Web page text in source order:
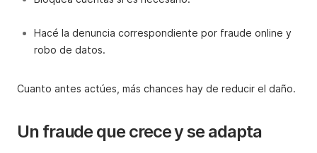
Hacé la denuncia correspondiente por fraude online y
robo de datos.
Cuanto antes actúes, más chances hay de reducir el daño.
Un fraude que crece y se adapta